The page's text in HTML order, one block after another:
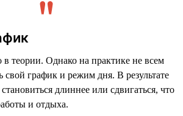
в теории. Однако на практике не всем
свой график и режим дня. В результате
длиннее или сдвигаться, что
и отдыха.